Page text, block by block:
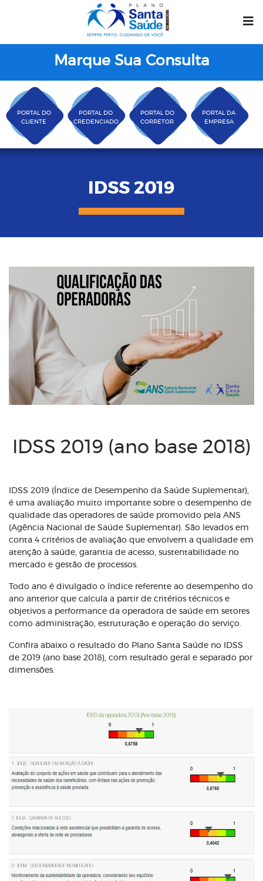
Marque Sua Consulta
PORTAL DO
CLIENTE
PORTAL DO
CREDENCIADO
PORTAL DO
CORRETOR
PORTAL DA
EMPRESA
IDSS 2019
IDSS 2019 (ano base 2018)
IDSS 2019 (Índice de Desempenho da Saúde Suplementar),
é uma avaliação muito importante sobre o desempenho de
qualidade das operadores de saúde promovido pela ANS
(Agência Nacional de Saúde Suplementar). São levados em
conta 4 critérios de avaliação que envolvem a qualidade em
atenção à saúde, garantia de acesso, sustentabilidade no
mercado e gestão de processos.
Todo ano é divulgado o índice referente ao desempenho do
ano anterior que calcula a partir de critérios técnicos e
objetivos a performance da operadora de saúde em setores
como administração, estruturação e operação do serviço.
Confira abaixo o resultado do Plano Santa Saúde no IDSS
de 2019 (ano base 2018), com resultado geral e separado por
dimensões.